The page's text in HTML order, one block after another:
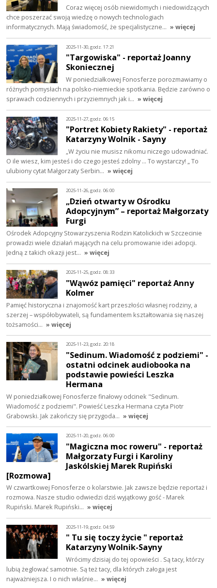
Coraz więcej osób niewidomych i niedowidzących
chce poszerzać swoją wiedzę o nowych technologiach
informatycznych. Mają świadomość, że specjalistyczne… » więcej
2025-11-30, godz. 17:21
"Targowiska" - reportaż Joanny
Skoniecznej
W poniedziałkowej Fonosferze porozmawiamy o
różnych pomysłach na polsko-niemieckie spotkania. Będzie zarówno o
sprawach codziennych i przyziemnych jak i… » więcej
2025-11-27, godz. 06:15
"Portret Kobiety Rakiety" - reportaż
Katarzyny Wolnik - Sayny
„W życiu nie musisz nikomu niczego udowadniać.
O ile wiesz, kim jesteś i do czego jesteś zdolny ... To wystarczy! „ To
ulubiony cytat Małgorzaty Serbin… » więcej
2025-11-26, godz. 06:00
„Dzień otwarty w Ośrodku
Adopcyjnym” – reportaż Małgorzaty
Furgi
Ośrodek Adopcyjny Stowarzyszenia Rodzin Katolickich w Szczecinie
prowadzi wiele działań mających na celu promowanie idei adopcji.
Jedną z takich okazji jest… » więcej
2025-11-25, godz. 08:33
"Wąwóz pamięci" reportaż Anny
Kolmer
Pamięć historyczna i znajomość kart przeszłości własnej rodziny, a
szerzej – współobywateli, są fundamentem kształtowania się naszej
tożsamości… » więcej
2025-11-23, godz. 20:18
"Sedinum. Wiadomość z podziemi" -
ostatni odcinek audiobooka na
podstawie powieści Leszka
Hermana
W poniedziałkowej Fonosferze finałowy odcinek "Sedinum.
Wiadomość z podziemi". Powieść Leszka Hermana czyta Piotr
Grabowski. Jak zakończy się przygoda… » więcej
2025-11-20, godz. 06:00
"Magiczna moc roweru" - reportaż
Małgorzaty Furgi i Karoliny
Jaskólskiej Marek Rupiński
[Rozmowa]
W czwartkowej Fonosferze o kolarstwie. Jak zawsze będzie reportaż i
rozmowa. Nasze studio odwiedzi dziś wyjątkowy gość - Marek
Rupiński. Marek Rupiński… » więcej
2025-11-19, godz. 04:59
" Tu się toczy życie " reportaż
Katarzyny Wolnik-Sayny
Wrócimy dzisiaj do tej opowieści . Są tacy, którzy
lubią żeglować samotnie. Są też tacy, dla których załoga jest
najważniejsza. I o nich właśnie… » więcej